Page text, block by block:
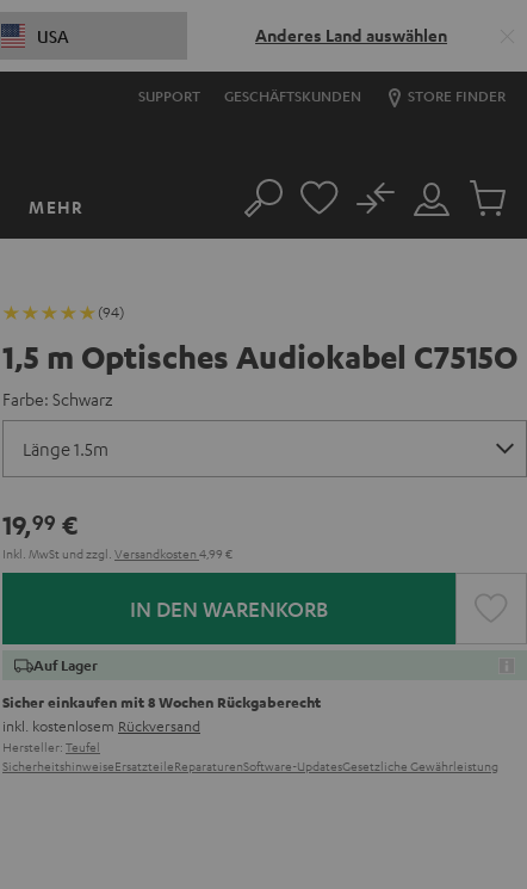
USA Anderes Land auswählen
SUPPORT GESCHÄFTSKUNDEN STORE FINDER
MEHR Suche
Mein
Konto
No
Artikel
(94)
1,5 m Optisches Audiokabel C7515O
Farbe: Schwarz
19,99 €
Inkl. MwSt und zzgl. Versandkosten 4,99 €
IN DEN WARENKORB
Auf Lager
Sicher einkaufen mit 8 Wochen Rückgaberecht
inkl. kostenlosem Rückversand
Hersteller: Teufel
SicherheitshinweiseErsatzteileReparaturenSoftware-UpdatesGesetzliche Gewährleistung